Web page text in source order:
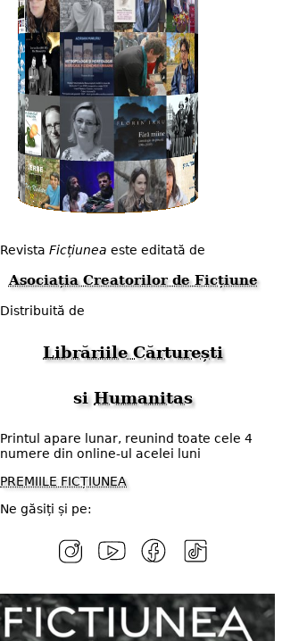
Revista Ficțiunea este editată de
Asociația Creatorilor de Ficțiune
Distribuită de
Librăriile Cărturești
siHumanitas
Printul apare lunar, reunind toate cele 4
numere din online-ul acelei luni
PREMIILE FICȚIUNEA
Ne găsiți și pe: